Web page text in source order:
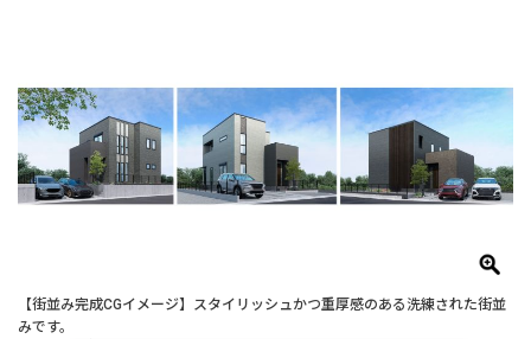
【街並み完成CGイメージ】スタイリッシュかつ重厚感のある洗練された街並
みです。